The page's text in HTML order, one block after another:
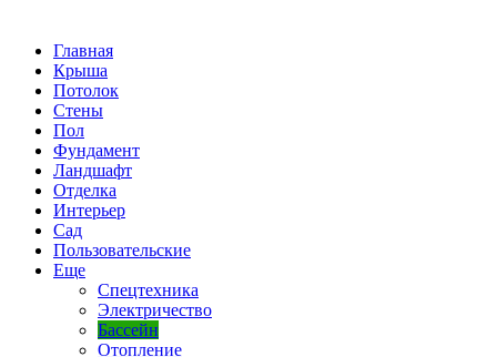
Главная
Крыша
Потолок
Стены
Пол
Фундамент
Ландшафт
Отделка
Интерьер
Сад
Пользовательские
Еще
Спецтехника
Электричество
Бассейн
Отопление